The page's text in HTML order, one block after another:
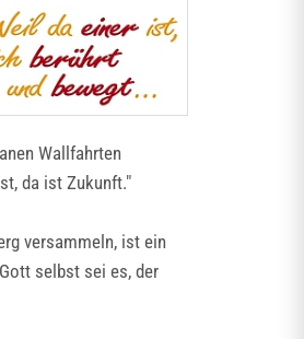
Wallfahrten
da ist Zukunft."
versammeln, ist ein
selbst sei es, der